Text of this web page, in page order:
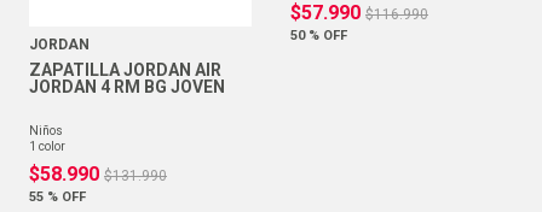
JORDAN
ZAPATILLA JORDAN AIR
JORDAN 4 RM BG JOVEN
niños
1 color
$58.990 $131.990
55 % OFF
$57.990 $116.990
50 % OFF